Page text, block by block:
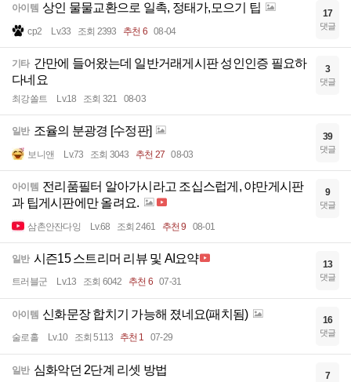
아이템 상인 물물교환으로 일촉, 정태가,모으기 팁
cp2 Lv.33 조회 2393 추천 6 08-04
17
댓글
기타 간만에 들어왔는데 일반거래게시판 성인인증 필요하
다네요
최강쏠트 Lv.18 조회 321 08-03
3
댓글
일반 조율의 분광경 [수정판]
보니앤 Lv.73 조회 3043 추천 27 08-03
39
댓글
아이템 전리품필터 알아가시라고 조십스럽게, 야만게시판
과 팁게시판에만 올려요.
삼촌안잔다잉 Lv.68 조회 2461 추천 9 08-01
9
댓글
일반 시즌15 스트리머 리뷰 및 AI요약
트러블군 Lv.13 조회 6042 추천 6 07-31
13
댓글
아이템 신화문장 합치기 가능해 졌네요(패치됨)
술로홀 Lv.10 조회 5113 추천 1 07-29
16
댓글
일반 심화악던 2단계 리셋 방법 7